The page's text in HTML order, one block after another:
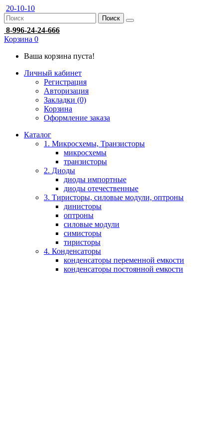
20-10-10
Поиск
8-996-24-24-666
Корзина 0
Ваша корзина пуста!
Личный кабинет
Регистрация
Авторизация
Закладки (0)
Корзина
Оформление заказа
Каталог
1. Микросхемы, Транзисторы
микросхемы
транзисторы
2. Диоды
диоды импортные
диоды отечественные
3. Тиристоры, силовые модули, оптроны
динисторы
оптроны
силовые модули
симисторы
тиристоры
4. Конденсаторы
конденсаторы переменной емкости
конденсаторы постоянной емкости